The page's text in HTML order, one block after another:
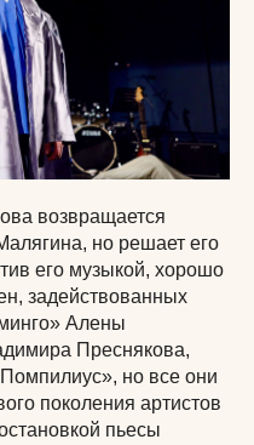
возвращается
но решает его
его музыкой, хорошо
задействованных
Алены
Преснякова,
но все они
поколения артистов
пьесы